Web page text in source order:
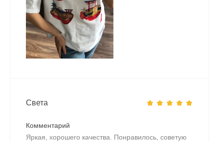
Света
Комментарий
Яркая, хорошего качества. Понравилось, советую